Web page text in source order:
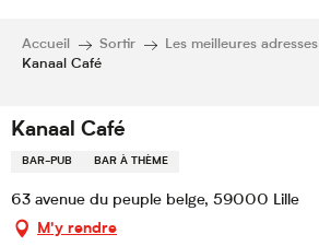
Accueil Sortir Les meilleures adresses
Kanaal Café
Kanaal Café
BAR-PUB BAR À THÈME
63 avenue du peuple belge, 59000 Lille
M'y rendre